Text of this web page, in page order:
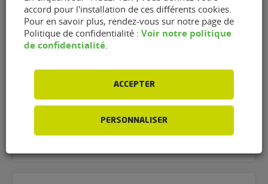
Centre Auto - Oui Glass de
Nevers (58000)
Nom(Nécessaire)
(Nécessaire)
accord pour l'installation de ces différents cookies.
Pour en savoir plus, rendez-vous sur notre page de
Politique de confidentialité : Voir notre politique
de confidentialité
ACCEPTER
PERSONNALISER